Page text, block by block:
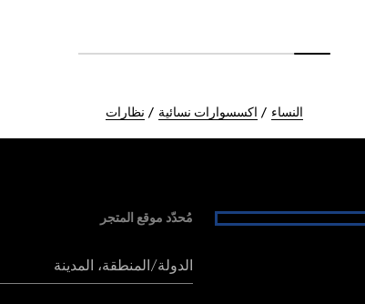
النساء اكسسوارات نسائية نظارات
مُحدّد موقع المتجر
الدولة/المنطقة، المدينة